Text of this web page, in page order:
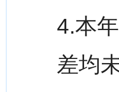
4.本
差均